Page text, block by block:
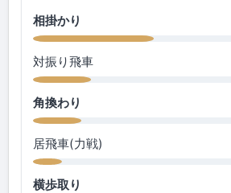
相掛かり
対振り飛車
角換わり
居飛車(力戦)
横歩取り